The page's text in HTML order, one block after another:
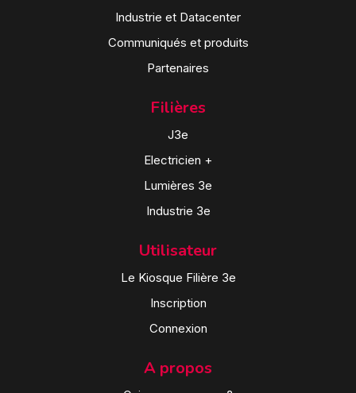
Industrie et Datacenter
Communiqués et produits
Partenaires
Filières
J3e
Electricien +
Lumières 3e
Industrie 3e
Utilisateur
Le Kiosque Filière 3e
Inscription
Connexion
A propos